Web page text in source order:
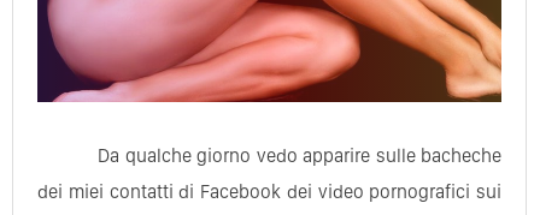
Da qualche giorno vedo apparire sulle bacheche
dei miei contatti di Facebook dei video pornografici sui